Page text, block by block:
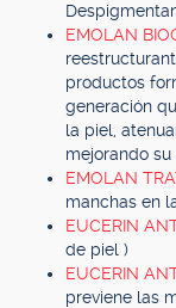
EMOLAN
productos
generación
la piel,
mejorando
EMOLAN
manchas en
EUCERIN
de piel )
EUCERIN
previene las